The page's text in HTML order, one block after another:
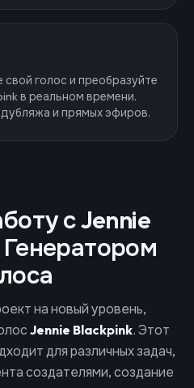
свой голос и преобразуйте
в реальном времени.
и прямых эфиров.
с Jennie
Генератором
на новый уровень,
Jennie Blackpink. Этот
для различных задач,
создателями, создание